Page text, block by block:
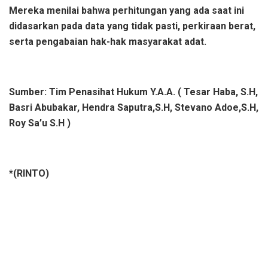
Mereka menilai bahwa perhitungan yang ada saat ini
didasarkan pada data yang tidak pasti, perkiraan berat,
serta pengabaian hak-hak masyarakat adat.
Sumber: Tim Penasihat Hukum Y.A.A. ( Tesar Haba, S.H,
Basri Abubakar, Hendra Saputra,S.H, Stevano Adoe,S.H,
Roy Sa’u S.H )
*(RINTO)